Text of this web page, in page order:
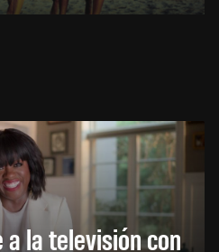
la televisión con